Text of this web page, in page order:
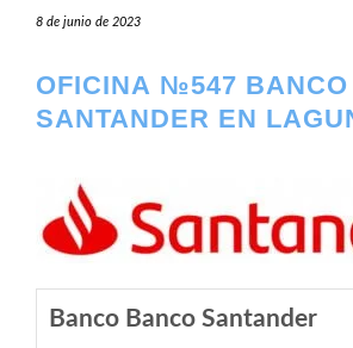
8 de junio de 2023
OFICINA №547 BANCO
SANTANDER EN
Banco Banco Santander